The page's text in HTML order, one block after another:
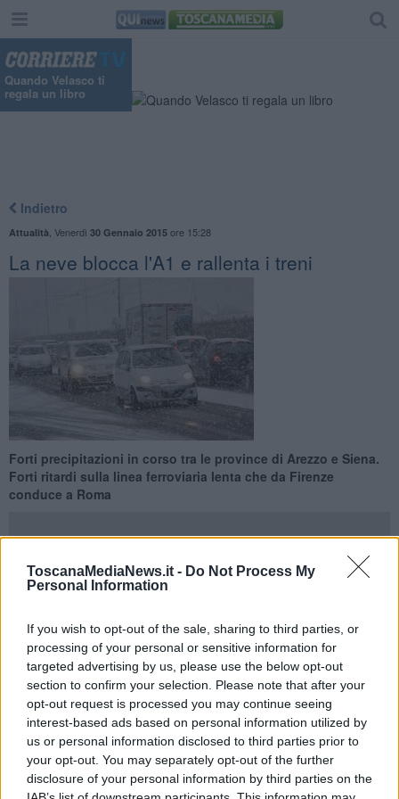
ToscanaMediaNews.it - Do Not Process My
Personal Information
If you wish to opt-out of the sale, sharing to third parties, or
processing of your personal or sensitive information for
targeted advertising by us, please use the below opt-out
section to confirm your selection. Please note that after your
opt-out request is processed you may continue seeing
interest-based ads based on personal information utilized by
us or personal information disclosed to third parties prior to
your opt-out. You may separately opt-out of the further
disclosure of your personal information by third parties on the
Quando Velasco ti
regala un libro
Indietro
Attualità Venerdì 30 Gennaio 2015ore 15:28
La neve blocca l'A1 e rallenta i treni
Forti precipitazioni in corso tra le province di Arezzo e Siena.
Forti ritardi sulla linea ferroviaria lenta che da Firenze
conduce a Roma
pomeriggio sulle province diArezzo e Siena provocandogravi
disagi alla circolazionesia nei due capoluoghi (ad Arezzo diverse
macchine si sono intraversate nella tangenziale cittadina), sia
sull'autostrada del Sole A1 e sulla linea ferroviaria lenta che
colllega Firenze con Roma.
Le zone più colpite, al momento, risultano la Valtiberina e il
Casentinomentre tutti i valichi sono aperti ma percorribili solo con
catene montate.